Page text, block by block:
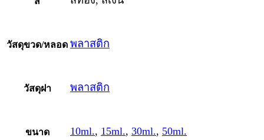
วัสดุขวด/หลอด พลาสติก
วัสดุฝา พลาสติก
ขนาด 10ml., 15ml., 30ml., 50ml.